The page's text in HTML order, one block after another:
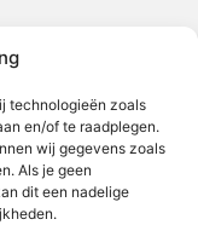
technologieën zoals
en/of te raadplegen.
wij gegevens zoals
Als je geen
dit een nadelige